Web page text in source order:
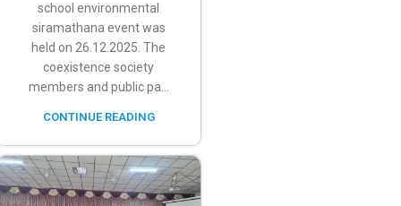
school environmental
siramathana event was
held on 26.12.2025. The
coexistence society
members and public pa...
CONTINUE READING